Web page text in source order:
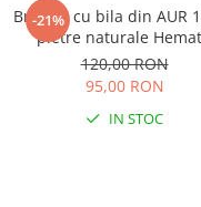
-21%
Bratara cu bila din AUR
pietre naturale
120,00 RON
95,00 RON
IN STOC